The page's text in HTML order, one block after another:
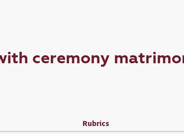
ceremony
Rubrics